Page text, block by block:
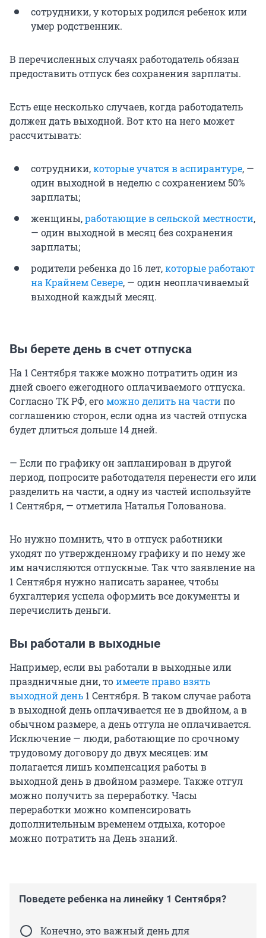
сотрудники, у которых родился ребенок или
умер родственник.
В перечисленных случаях работодатель обязан
предоставить отпуск без сохранения зарплаты.
Есть еще несколько случаев, когда работодатель
должен дать выходной. Вот кто на него может
рассчитывать:
сотрудники,которые учатся в аспирантуре, —
один выходной в неделю с сохранением 50%
зарплаты;
женщины,работающие в сельской местности,
— один выходной в месяц без сохранения
зарплаты;
родители ребенка до 16 лет,которые работают
на Крайнем Севере, — один неоплачиваемый
выходной каждый месяц.
Вы берете день в счет отпуска
На 1 Сентября также можно потратить один из
дней своего ежегодного оплачиваемого отпуска.
Согласно ТК РФ, егоможно делить на частипо
соглашению сторон, если одна из частей отпуска
будет длиться дольше 14 дней.
— Если по графику он запланирован в другой
период, попросите работодателя перенести его или
разделить на части, а одну из частей используйте
1 Сентября, — отметила Наталья Голованова.
Но нужно помнить, что в отпуск работники
уходят по утвержденному графику и по нему же
им начисляются отпускные. Так что заявление на
1 Сентября нужно написать заранее, чтобы
бухгалтерия успела оформить все документы и
перечислить деньги.
Вы работали в выходные
Например, если вы работали в выходные или
праздничные дни, тоимеете право взять
выходной день 1 Сентября. В таком случае работа
в выходной день оплачивается не в двойном, а в
обычном размере, а день отгула не оплачивается.
Исключение — люди, работающие по срочному
трудовому договору до двух месяцев: им
полагается лишь компенсация работы в
выходной день в двойном размере. Также отгул
можно получить за переработку. Часы
переработки можно компенсировать
дополнительным временем отдыха, которое
можно потратить на День знаний.
Поведете ребенка на линейку 1 Сентября?
Конечно, это важный день для